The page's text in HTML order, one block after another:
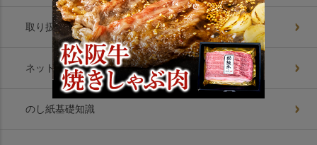
取り扱いお肉美味の理由
ネットショップ8つの約束
のし紙基礎知識